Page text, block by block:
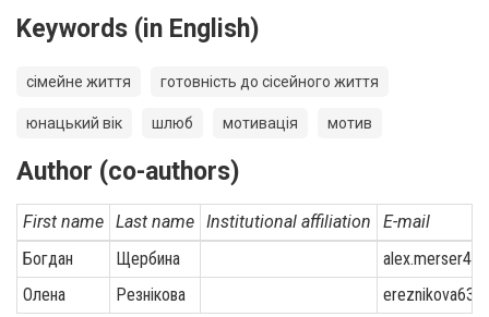
Keywords (in English)
сімейне життя готовність до сісейного життя
юнацький вік шлюб мотивація мотив
Author (co-authors)
First name Last name Institutional affiliation
E-mail
Богдан
Щербина
Олена
Резнікова